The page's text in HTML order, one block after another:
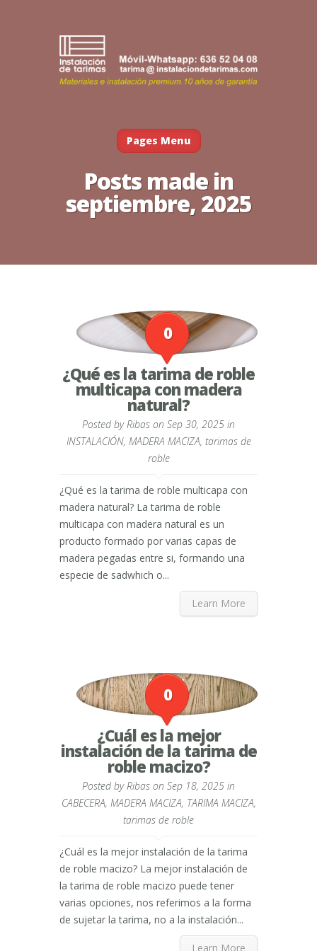
Pages Menu
Posts made in
septiembre, 2025
0
¿Qué es la tarima de roble
multicapa con madera
natural?
Posted by Ribas on Sep 30, 2025 in
INSTALACIÓN, MADERA MACIZA, tarimas de
roble
¿Qué es la tarima de roble multicapa con
madera natural? La tarima de roble
multicapa con madera natural es un
producto formado por varias capas de
madera pegadas entre si, formando una
especie de sadwhich o...
Learn More
0
¿Cuál es la mejor
instalación de la tarima de
roble macizo?
Posted byRibas on Sep 18, 2025 in
CABECERA, MADERA MACIZA, TARIMA MACIZA,
tarimas de roble
¿Cuál es la mejor instalación de la tarima
de roble macizo? La mejor instalación de
la tarima de roble macizo puede tener
varias opciones, nos referimos a la forma
de sujetar la tarima, no a la instalación...
Learn More